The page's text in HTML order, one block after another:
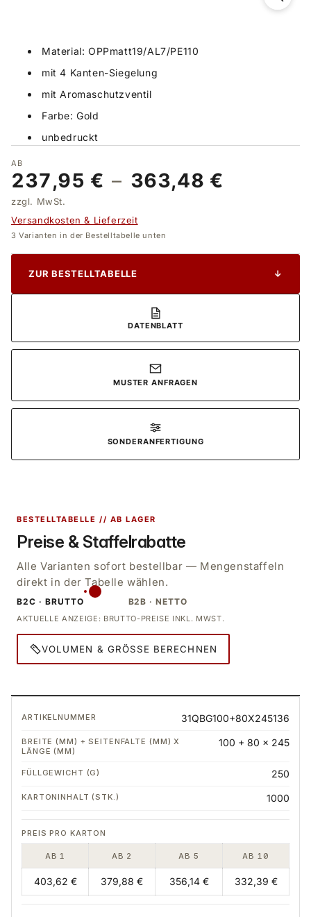
Material: OPPmatt19/AL7/PE110
mit 4 Kanten-Siegelung
mit Aromaschutzventil
Farbe: Gold
unbedruckt
AB
237,95 € – 363,48 €
zzgl. MwSt.
Versandkosten & Lieferzeit
3 Varianten in der Bestelltabelle unten
ZUR BESTELLTABELLE ↓
DATENBLATT
MUSTER ANFRAGEN
SONDERANFERTIGUNG
BESTELLTABELLE // AB LAGER
Preise & Staffelrabatte
Alle Varianten sofort bestellbar — Mengenstaffeln
direkt in der Tabelle wählen.
B2C · BRUTTO B2B · NETTO
AKTUELLE ANZEIGE: BRUTTO-PREISE INKL. MWST.
VOLUMEN & GRÖSSE BERECHNEN
31QBG100+80X245136
100 + 80 x 245
250
1000
AB 1 AB 2 AB 5 AB 10
403,62 € 379,88 € 356,14 € 332,39 €